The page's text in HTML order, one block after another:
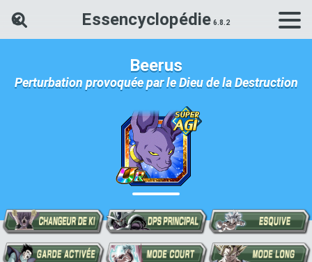
Essencyclopédie
Rechercher une carte Dokkan
Beerus
Perturbation provoquée par le Dieu de la Destruction